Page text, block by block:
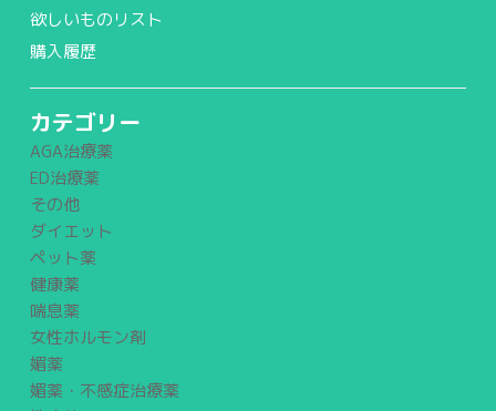
欲しいものリスト
購入履歴
カテゴリー
AGA治療薬
ED治療薬
その他
ダイエット
ペット薬
健康薬
喘息薬
女性ホルモン剤
媚薬
媚薬・不感症治療薬